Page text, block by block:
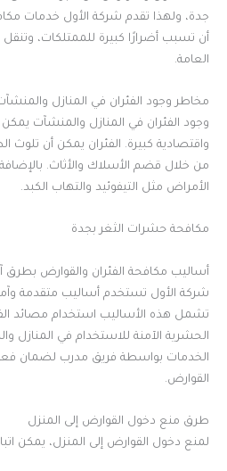
جدة، ولهذا تقدم شركة الأول خدمات
أن تسبب أضرارًا كبيرة للممتلكات،
العامة.
مخاطر وجود الفئران في المنازل
وجود الفئران في المنازل والمنشآت
واقتصادية كبيرة. الفئران يمكن أن تلوث
من خلال قضم الأسلاك والأثاث.
الأمراض مثل التيفوئيد والتهاب الكبد.
مكافحة حشرات الثغر بجدة
أساليب مكافحة الفئران والقوارض بطرق
شركة الأول تستخدم أساليب متقدمة
تشمل هذه الأساليب استخدام مصائد
الحشرية الآمنة للاستخدام في المنازل
الخدمات بواسطة فريق مدرب لضمان
القوارض.
طرق منع دخول القوارض إلى المنزل
لمنع دخول القوارض إلى المنزل، يمكن